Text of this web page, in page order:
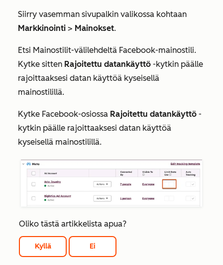
Siirry vasemman sivupalkin valikossa kohtaan
Markkinointi > Mainokset.
Etsi Mainostilit-välilehdeltä Facebook-mainostili.
Kytke sitten Rajoitettu datankäyttö -kytkin päälle
rajoittaaksesi datan käyttöä kyseisellä
mainostilillä.
Kytke Facebook-osiossa Rajoitettu datankäyttö -
kytkin päälle rajoittaaksesi datan käyttöä
kyseisellä mainostilillä.
Oliko tästä artikkelista apua?
Kyllä Ei